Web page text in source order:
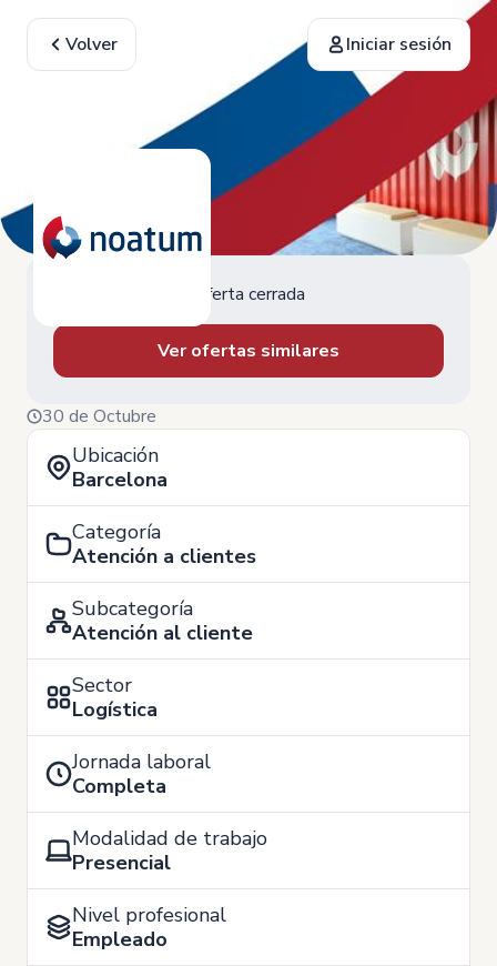
Volver Iniciar sesión
Oferta cerrada
Ver ofertas similares
30 de Octubre
Ubicación
Barcelona
Categoría
Atención a clientes
Subcategoría
Atención al cliente
Sector
Logística
Jornada laboral
Completa
Modalidad de trabajo
Presencial
Nivel profesional
Empleado